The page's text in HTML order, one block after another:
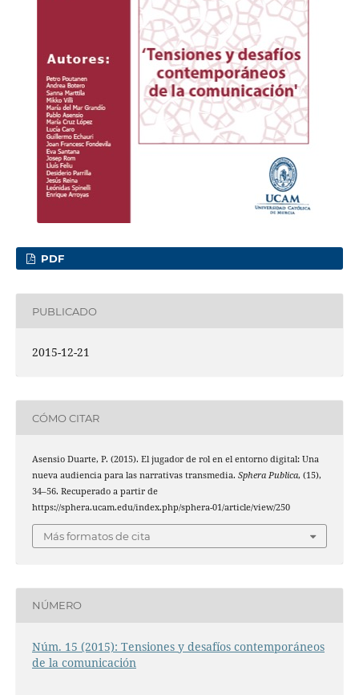
PDF
PUBLICADO
2015-12-21
CÓMO CITAR
Asensio Duarte, P. (2015). El jugador de rol en el entorno digital: Una
nueva audiencia para las narrativas transmedia. Sphera Publica, (15),
34–56. Recuperado a partir de
https://sphera.ucam.edu/index.php/sphera-01/article/view/250
Más formatos de cita
NÚMERO
Núm. 15 (2015): Tensiones y desafíos contemporáneos
de la comunicación